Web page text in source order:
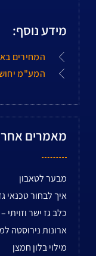
מידע נוסף:
המחירים
המע"מ
מאמרים
מבער לטאבון
איך לבחור טכנאי
כלב גז ישר
ארונות נירוסטה
מילוי בלון חמצן